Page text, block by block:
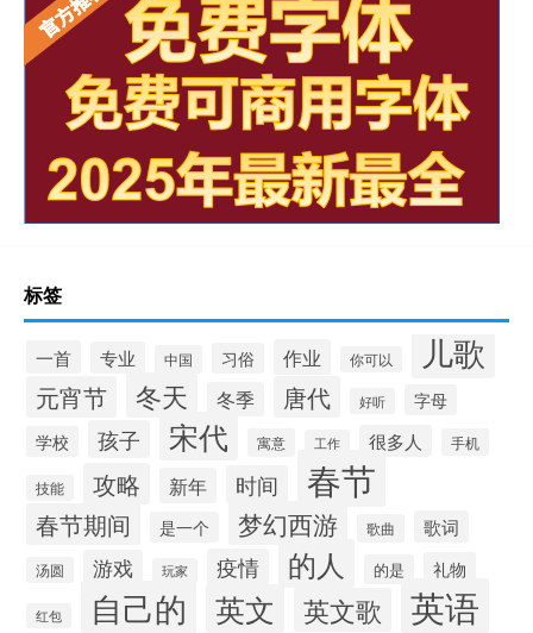
标签
一首 专业 中国 习俗 作业 你可以 儿歌
元宵节 冬天 冬季 唐代 好听
字母
学校
孩子 宋代 寓意 工作 很多人 手机
技能 攻略 新年 时间 春节
春节期间 是一个 梦幻西游 歌曲 歌词
汤圆 游戏 玩家 疫情 的人 的是 礼物
红包 自己的 英文 英文歌 英语